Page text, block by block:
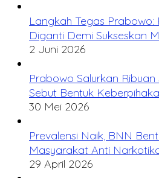
Langkah Tegas Prabowo:
Diganti Demi Sukseskan
2 Juni 2026
Prabowo Salurkan
Sebut Bentuk
30 Mei 2026
Prevalensi Naik, BNN
Masyarakat Anti
29 April 2026